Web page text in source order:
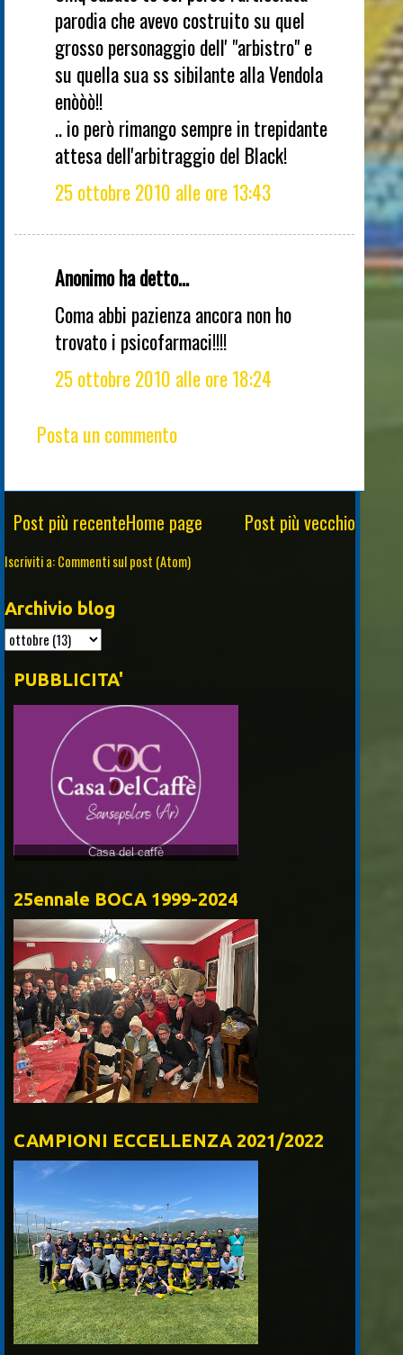
parodia che avevo costruito su quel
grosso personaggio dell' "arbistro" e
su quella sua ss sibilante alla Vendola
enòòò!!
.. io però rimango sempre in trepidante
attesa dell'arbitraggio del Black!
25 ottobre 2010 alle ore 13:43
Anonimo ha detto...
Coma abbi pazienza ancora non ho
trovato i psicofarmaci!!!!
25 ottobre 2010 alle ore 18:24
Posta un commento
Post più recente Post più vecchio
Home page
Iscriviti a:Commenti sul post (Atom)
Archivio blog
PUBBLICITA'
25ennale BOCA 1999-2024
CAMPIONI ECCELLENZA 2021/2022